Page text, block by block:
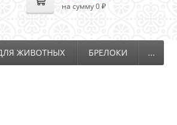
на сумму0 ₽
ЖИВОТНЫХ БРЕЛОКИ ...